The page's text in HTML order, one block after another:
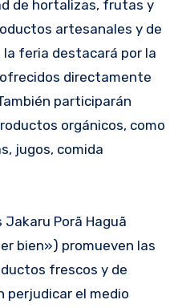
de hortalizas, frutas y
artesanales y de
la feria destacará por la
directamente
participarán
orgánicos, como
jugos, comida
Porã Haguã
bien») promueven las
frescos y de
perjudicar el medio